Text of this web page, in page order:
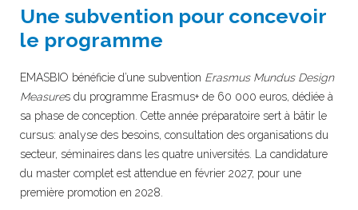
Une subvention pour concevoir
le programme
EMASBIO bénéficie d’une subvention Erasmus Mundus Design
Measures du programme Erasmus+ de 60 000 euros, dédiée à
sa phase de conception. Cette année préparatoire sert à bâtir le
cursus: analyse des besoins, consultation des organisations du
secteur, séminaires dans les quatre universités. La candidature
du master complet est attendue en février 2027, pour une
première promotion en 2028.